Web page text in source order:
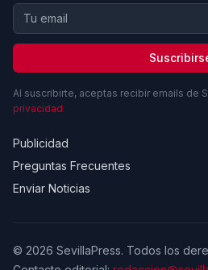
Al suscribirte, aceptas recibir emails de
privacidad
Publicidad
Preguntas Frecuentes
Enviar Noticias
© 2026 SevillaPress. Todos los